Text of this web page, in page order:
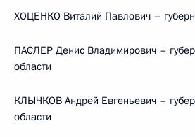
ХОЦЕНКО Виталий Павлович –
ПАСЛЕР Денис Владимирович –
области
КЛЫЧКОВ Андрей Евгеньевич –
области